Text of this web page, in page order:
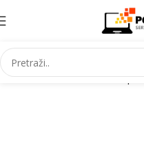
Početna Informatika PC